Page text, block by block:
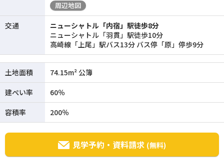
周辺地図
交通
ニューシャトル「内宿」駅徒歩8分
ニューシャトル「羽貫」駅徒歩10分
高崎線「上尾」駅バス13分 バス停「原」停歩9分
土地面積
74.15m² 公簿
建ぺい率
60％
容積率
200％
見学予約・資料請求 (無料)